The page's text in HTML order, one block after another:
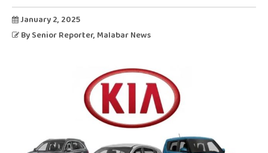
January 2, 2025
By Senior Reporter, Malabar News